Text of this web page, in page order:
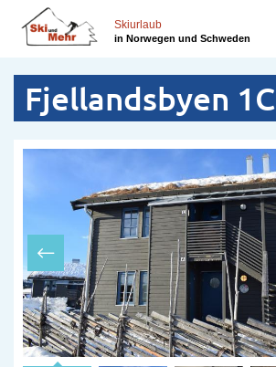
zum
Inhalt
Skiurlaub
in Norwegen und Schweden
Fjellandsbyen 1C